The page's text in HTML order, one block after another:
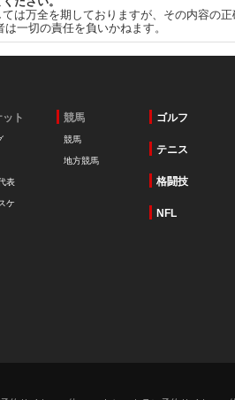
は万全を期しておりますが、その内容の
一切の責任を負いかねます。
ト
表
ケ
競馬
競馬
地方競馬
ゴルフ
テニス
格闘技
NFL